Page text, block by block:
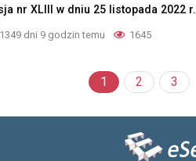
nr XLIII w dniu 25 listopada 2022 r.
1349 dni 9 godzin temu 1645
1 2 3